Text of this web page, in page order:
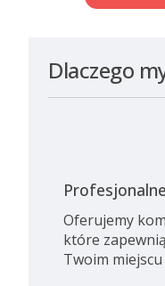
Dlaczego
Oferujemy
które
Twoim miejscu